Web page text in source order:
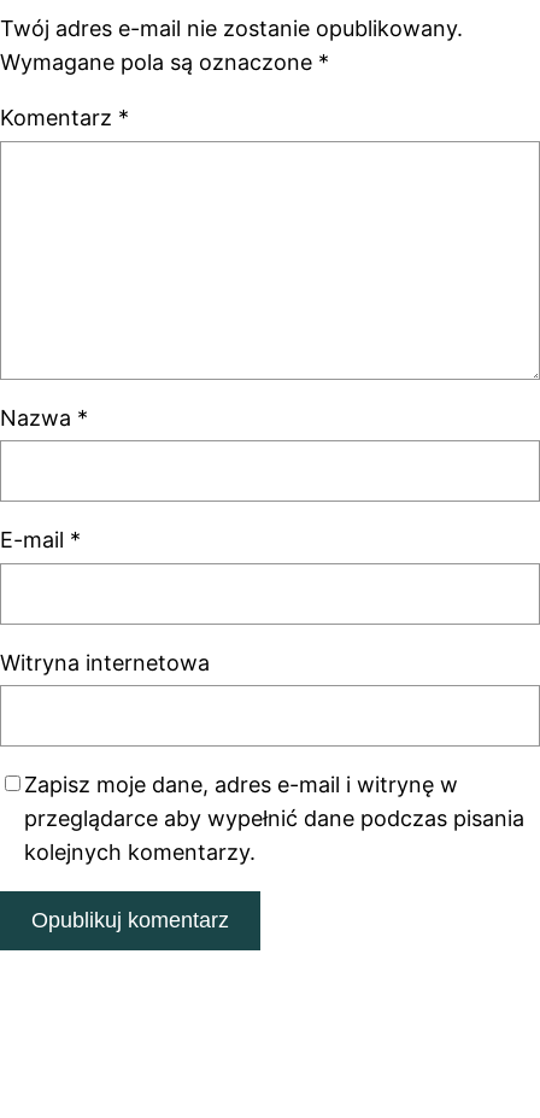
Twój adres e-mail nie zostanie opublikowany.
Wymagane pola są oznaczone *
Komentarz *
Nazwa *
E-mail *
Witryna internetowa
Zapisz moje dane, adres e-mail i witrynę w
przeglądarce aby wypełnić dane podczas pisania
kolejnych komentarzy.